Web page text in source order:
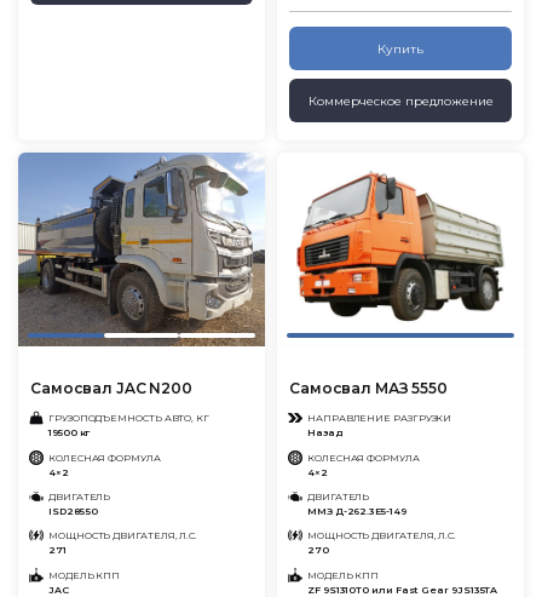
Купить
Коммерческое предложение
Самосвал JAC N200
ГРУЗОПОДЪЕМНОСТЬ АВТО, КГ
19500 кг
КОЛЕСНАЯ ФОРМУЛА
4×2
ДВИГАТЕЛЬ
ISD285 50
МОЩНОСТЬ ДВИГАТЕЛЯ, Л.С.
271
МОДЕЛЬ КПП
JAC
Самосвал МАЗ 5550
НАПРАВЛЕНИЕ РАЗГРУЗКИ
Назад
КОЛЕСНАЯ ФОРМУЛА
4×2
ДВИГАТЕЛЬ
ММЗ Д-262.3E5-149
МОЩНОСТЬ ДВИГАТЕЛЯ, Л.С.
270
МОДЕЛЬ КПП
ZF 9S1310T0 или Fast Gear 9JS135TA